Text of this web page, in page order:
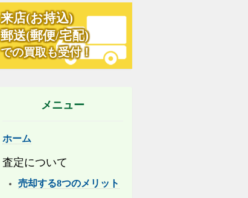
来店(お持込)
郵送(郵便/宅配)
での買取も受付！
メニュー
ホーム
査定について
売却する8つのメリット